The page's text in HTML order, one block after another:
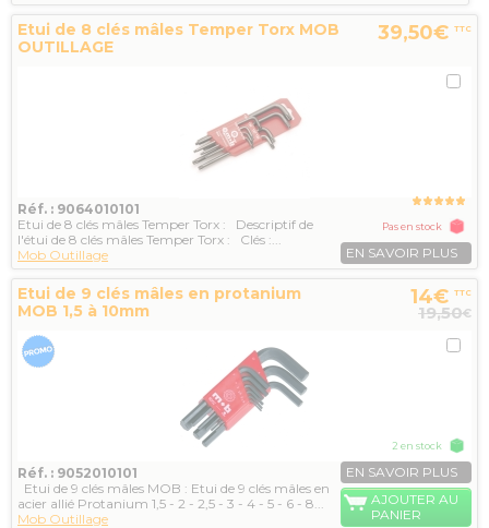
Etui de 8 clés mâles Temper Torx MOB
OUTILLAGE
39,50€ TTC
Réf. : 9064010101
Etui de 8 clés mâles Temper Torx : Descriptif de
l'étui de 8 clés mâles Temper Torx : Clés :...
Mob Outillage
Pas en stock
EN SAVOIR PLUS
Etui de 9 clés mâles en protanium
MOB 1,5 à 10mm
14€ TTC
19,50€
Réf. : 9052010101
Etui de 9 clés mâles MOB : Etui de 9 clés mâles en
acier allié Protanium 1,5 - 2 - 2,5 - 3 - 4 - 5 - 6 - 8...
Mob Outillage
2 en stock
EN SAVOIR PLUS
AJOUTER AU
PANIER